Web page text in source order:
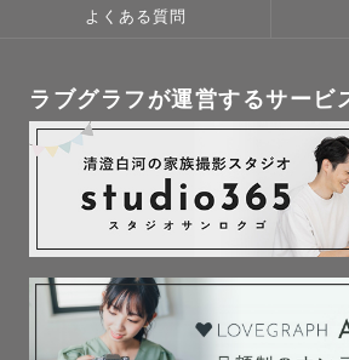
よくある質問
ラブグラフが運営するサービ